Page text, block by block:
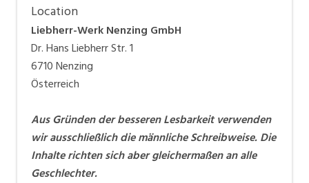
Location
Liebherr-Werk Nenzing GmbH
Dr. Hans Liebherr Str. 1
6710 Nenzing
Österreich
Aus Gründen der besseren Lesbarkeit verwenden
wir ausschließlich die männliche Schreibweise. Die
Inhalte richten sich aber gleichermaßen an alle
Geschlechter.